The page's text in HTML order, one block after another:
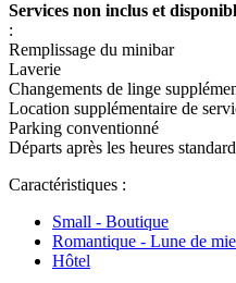
Services non inclus et
:
Remplissage du minibar
Laverie
Changements de linge
Location supplémentaire de
Parking conventionné
Départs après les heures standard
Caractéristiques :
Small - Boutique
Romantique - Lune de
Hôtel